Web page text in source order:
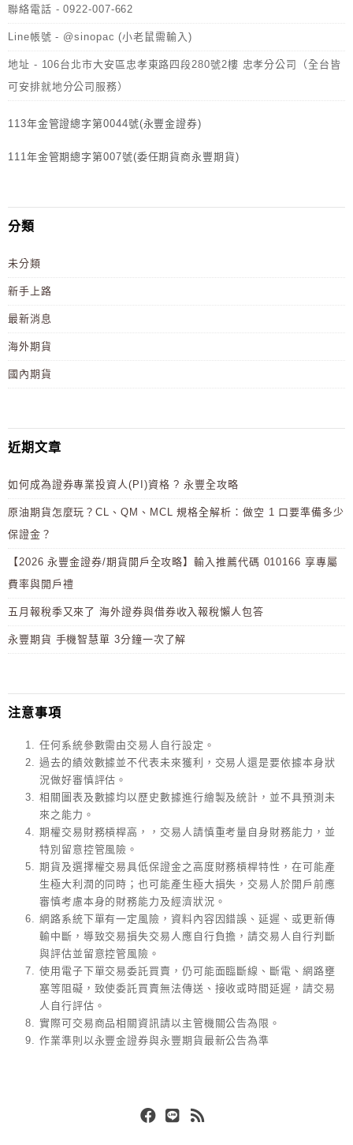
聯絡電話 - 0922-007-662
Line帳號 - @sinopac (小老鼠需輸入)
地址 - 106台北市大安區忠孝東路四段280號2樓 忠孝分公司（全台皆
可安排就地分公司服務）
113年金管證總字第0044號(永豐金證券)
111年金管期總字第007號(委任期貨商永豐期貨)
分類
未分類
新手上路
最新消息
海外期貨
國內期貨
近期文章
如何成為證券專業投資人(PI)資格 ? 永豐全攻略
原油期貨怎麼玩？CL、QM、MCL 規格全解析：做空 1 口要準備多少
保證金？
【2026 永豐金證券/期貨開戶全攻略】輸入推薦代碼 010166 享專屬
費率與開戶禮
五月報稅季又來了 海外證券與借券收入報稅懶人包答
永豐期貨 手機智慧單 3分鐘一次了解
注意事項
任何系統參數需由交易人自行設定。
過去的績效數據並不代表未來獲利，交易人還是要依據本身狀
況做好審慎評估。
相關圖表及數據均以歷史數據進行繪製及統計，並不具預測未
來之能力。
期權交易財務槓桿高，，交易人請慎重考量自身財務能力，並
特別留意控管風險。
期貨及選擇權交易具低保證金之高度財務槓桿特性，在可能產
生極大利潤的同時；也可能產生極大損失，交易人於開戶前應
審慎考慮本身的財務能力及經濟狀況。
網路系統下單有一定風險，資料內容因錯誤、延遲、或更新傳
輸中斷，導致交易損失交易人應自行負擔，請交易人自行判斷
與評估並留意控管風險。
使用電子下單交易委託買賣，仍可能面臨斷線、斷電、網路壅
塞等阻礙，致使委託買賣無法傳送、接收或時間延遲，請交易
人自行評估。
實際可交易商品相關資訊請以主管機關公告為限。
作業準則以永豐金證券與永豐期貨最新公告為準